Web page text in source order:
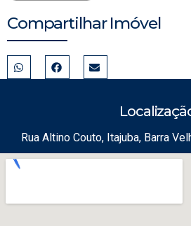
Compartilhar Imóvel
Rua Altino Couto, Itajuba, Barra